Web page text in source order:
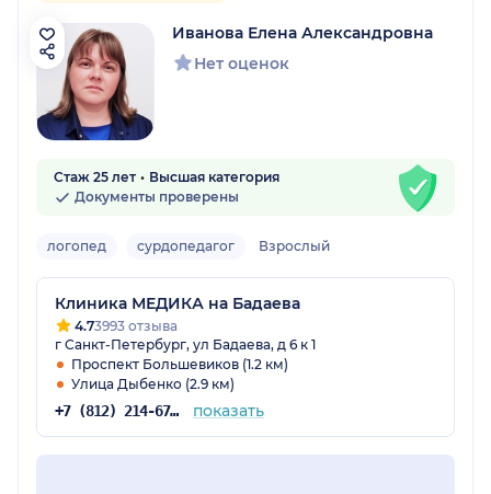
Иванова Елена Александровна
Нет оценок
Стаж 25 лет
Высшая категория
Документы проверены
логопед сурдопедагог Взрослый
Клиника МЕДИКА на Бадаева
4.73993 отзыва
г Санкт-Петербург, ул Бадаева, д 6 к 1
Проспект Большевиков (1.2 км)
Улица Дыбенко (2.9 км)
+7 (812) 214-67-27 показать